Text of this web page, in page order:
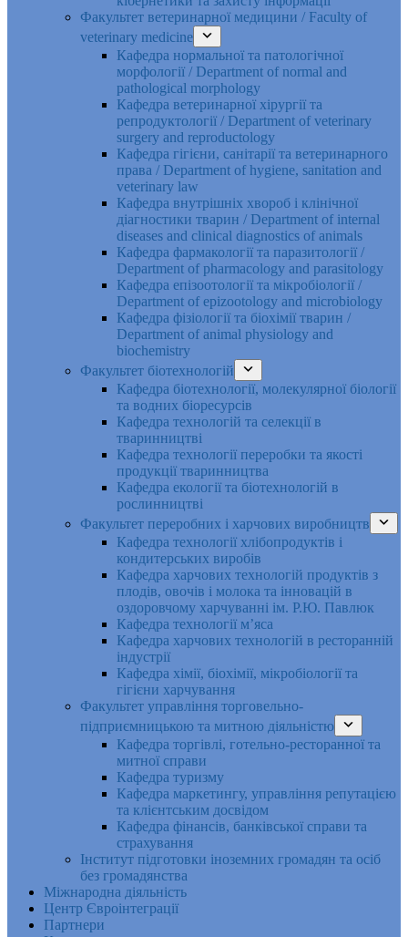
Факультет ветеринарної медицини / Faculty of
veterinary medicine
Кафедра нормальної та патологічної
морфології / Department of normal and
pathological morphology
Кафедра ветеринарної хірургії та
репродуктології / Department of veterinary
surgery and reproductology
Кафедра гігієни, санітарії та ветеринарного
права / Department of hygiene, sanitation and
veterinary law
Кафедра внутрішніх хвороб і клінічної
діагностики тварин / Department of internal
diseases and clinical diagnostics of animals
Кафедра фармакології та паразитології /
Department of pharmacology and parasitology
Кафедра епізоотології та мікробіології /
Department of epizootology and microbiology
Кафедра фізіології та біохімії тварин /
Department of animal physiology and
biochemistry
Факультет біотехнологій
Кафедра біотехнології, молекулярної біології
та водних біоресурсів
Кафедра технологій та селекції в
тваринництві
Кафедра технології переробки та якості
продукції тваринництва
Кафедра екології та біотехнологій в
рослинництві
Факультет переробних і харчових виробництв
Кафедра технології хлібопродуктів і
кондитерських виробів
Кафедра харчових технологій продуктів з
плодів, овочів і молока та інновацій в
оздоровчому харчуванні ім. Р.Ю. Павлюк
Кафедра технології м’яса
Кафедра харчових технологій в ресторанній
індустрії
Кафедра хімії, біохімії, мікробіології та
гігієни харчування
Факультет управління торговельно-
підприємницькою та митною діяльністю
Кафедра торгівлі, готельно-ресторанної та
митної справи
Кафедра туризму
Кафедра маркетингу, управління репутацією
та клієнтським досвідом
Кафедра фінансів, банківської справи та
страхування
Інститут підготовки іноземних громадян та осіб
без громадянства
Міжнародна діяльність
Центр Євроінтеграції
Партнери